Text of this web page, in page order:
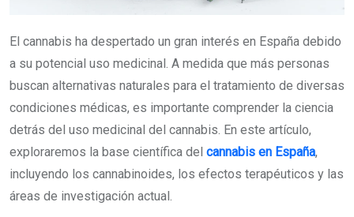
El cannabis ha despertado un gran interés en España debido
a su potencial uso medicinal. A medida que más personas
buscan alternativas naturales para el tratamiento de diversas
condiciones médicas, es importante comprender la ciencia
detrás del uso medicinal del cannabis. En este artículo,
exploraremos la base científica del cannabis en España,
incluyendo los cannabinoides, los efectos terapéuticos y las
áreas de investigación actual.